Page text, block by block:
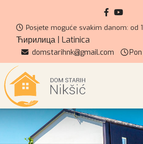
Posjete moguće svakim danom: od
Ћирилица Latinica
domstarihnk@gmail.com